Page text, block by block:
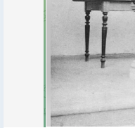
ночи душные,
Вчера я ездил в Шах-
верст от Феодосии.
сказочное; такие
Персии. Сам
представляет из себя
заевшимся архиереем;